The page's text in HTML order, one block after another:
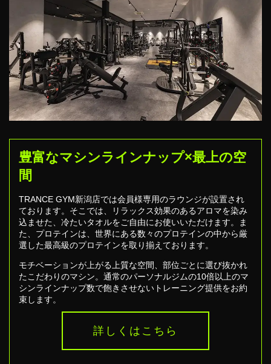
豊富なマシンラインナップ×最上の空
間
TRANCE GYM新潟店では会員様専用のラウンジが設置され
ております。そこでは、リラックス効果のあるアロマを染み
込ませた、冷たいタオルをご自由にお使いいただけます。ま
た、プロテインは、世界にある数々のプロテインの中から厳
選した最高級のプロテインを取り揃えております。
モチベーションが上がる上質な空間、部位ごとに選び抜かれ
たこだわりのマシン。通常のパーソナルジムの10倍以上のマ
シンラインナップ数で飽きさせないトレーニング提供をお約
束します。
詳しくはこちら